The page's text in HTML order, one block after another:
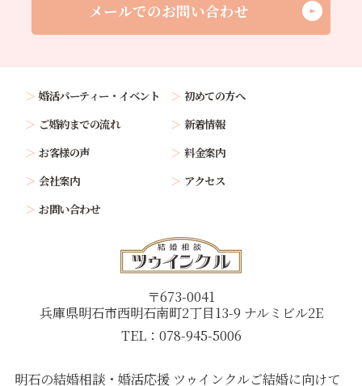
メールでのお問い合わせ
婚活パーティー・イベント
初めての方へ
ご婚約までの流れ
新着情報
お客様の声
料金案内
会社案内
アクセス
お問い合わせ
〒673-0041
兵庫県明石市西明石南町2丁目13-9 ナルミビル2E
TEL：078-945-5006
明石の結婚相談・婚活応援 ツゥインクルご結婚に向けて